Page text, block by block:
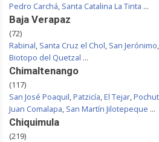
Pedro Carchá, Santa Catalina La Tinta ...
Baja Verapaz
(72)
Rabinal, Santa Cruz el Chol, San Jerónimo,
Biotopo del Quetzal ...
Chimaltenango
(117)
San José Poaquil,Patzicía,El Tejar,
Juan Comalapa, San Martín Jilotepeque ...
Chiquimula
(219)